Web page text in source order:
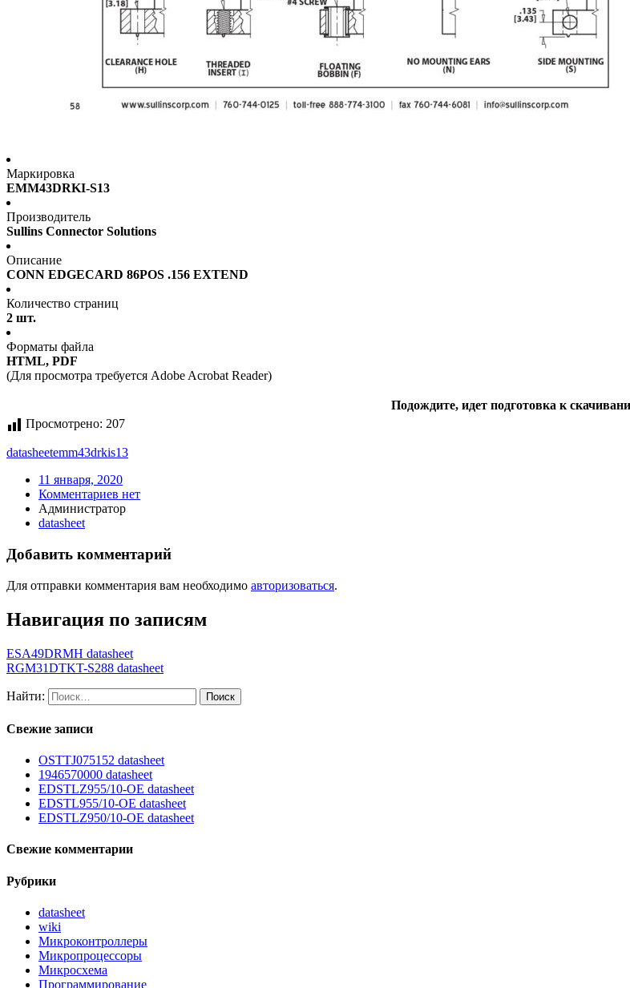
Маркировка
EMM43DRKI-S13
Производитель
Sullins Connector Solutions
Описание
CONN EDGECARD 86POS .156 EXTEND
Количество страниц
2 шт.
Форматы файла
HTML, PDF
(Для просмотра требуется Adobe Acrobat Reader)
Подождите, идет подготовка к
Просмотрено: 207
datasheetemm43drkis13
11 января, 2020
Комментариев нет
Администратор
datasheet
Добавить комментарий
Для отправки комментария вам необходимо авторизоваться.
Навигация по записям
ESA49DRMH datasheet
RGM31DTKT-S288 datasheet
Найти:
Свежие записи
OSTTJ075152 datasheet
1946570000 datasheet
EDSTLZ955/10-OE datasheet
EDSTL955/10-OE datasheet
EDSTLZ950/10-OE datasheet
Свежие комментарии
Рубрики
datasheet
wiki
Микроконтроллеры
Микропроцессоры
Микросхема
Программирование